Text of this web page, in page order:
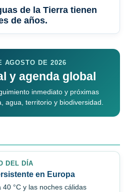
de la Tierra tienen
de años.
AGOSTO DE 2026
y agenda global
inmediato y próximas
agua, territorio y biodiversidad.
DEL DÍA
en Europa
°C y las noches cálidas